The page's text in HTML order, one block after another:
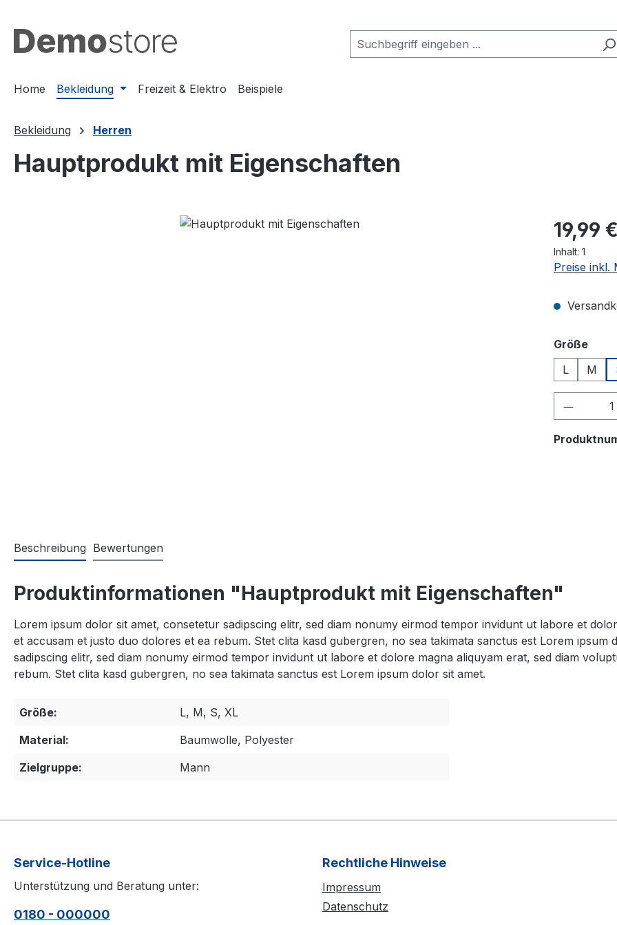
Home Bekleidung Freizeit & Elektro Beispiele
Bekleidung Herren
Hauptprodukt mit Eigenschaften
Regulärer
19,99 €
Inhalt: 1
Preise inkl.
Größe
L
M
Beschreibung Bewertungen
Produktinformationen "Hauptprodukt mit Eigenschaften"
Lorem ipsum dolor sit amet, consetetur sadipscing elitr, sed diam nonumy eirmod tempor invidunt ut labore et
et accusam et justo duo dolores et ea rebum. Stet clita kasd gubergren, no sea takimata sanctus est Lorem
sadipscing elitr, sed diam nonumy eirmod tempor invidunt ut labore et dolore magna aliquyam erat, sed diam
rebum. Stet clita kasd gubergren, no sea takimata sanctus est Lorem ipsum dolor sit amet.
Größe:
L, M, S, XL
Material:
Baumwolle, Polyester
Zielgruppe:
Mann
Service-Hotline
Unterstützung und Beratung unter:
0180 - 000000
Rechtliche Hinweise
Impressum
Datenschutz